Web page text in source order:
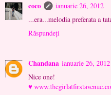
coco
ianuarie 26, 2012
...era...melodia preferata a
Răspundeți
Chandana ianuarie 26, 2012
Nice one!
♥